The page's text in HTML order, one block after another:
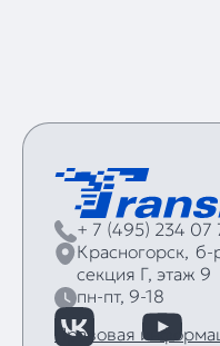
+ 7 (495) 234 07
Красногорск,
секция Г, этаж 9
пн-пт, 9-18
Правовая